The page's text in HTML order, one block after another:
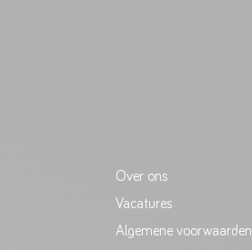
Over ons
Vacatures
Algemene voorwaarden